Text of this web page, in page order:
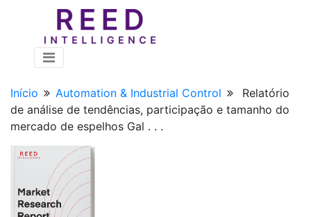
Início Automation & Industrial Control
Relatório
de análise de tendências, participação e tamanho do
mercado de espelhos Gal . . .